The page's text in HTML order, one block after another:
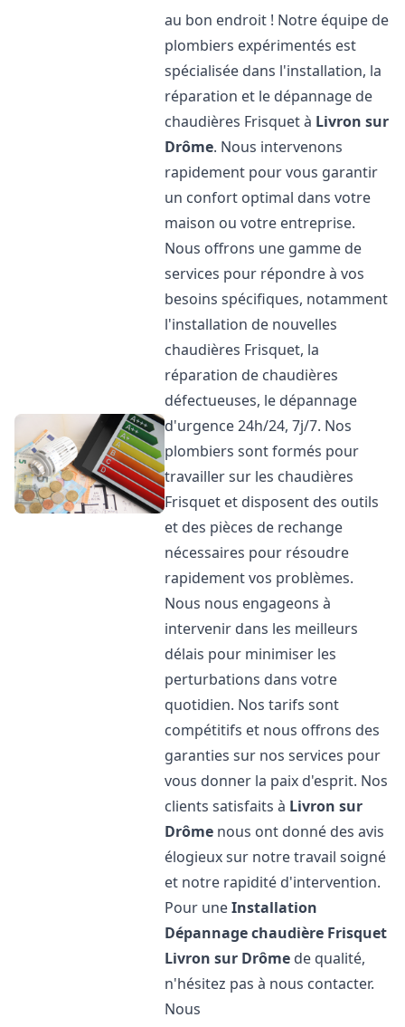
au bon endroit ! Notre équipe de
plombiers expérimentés est
spécialisée dans l'installation, la
réparation et le dépannage de
chaudières Frisquet à Livron sur
Drôme. Nous intervenons
rapidement pour vous garantir
un confort optimal dans votre
maison ou votre entreprise.
Nous offrons une gamme de
services pour répondre à vos
besoins spécifiques, notamment
l'installation de nouvelles
chaudières Frisquet, la
réparation de chaudières
défectueuses, le dépannage
d'urgence 24h/24, 7j/7. Nos
plombiers sont formés pour
travailler sur les chaudières
Frisquet et disposent des outils
et des pièces de rechange
nécessaires pour résoudre
rapidement vos problèmes.
Nous nous engageons à
intervenir dans les meilleurs
délais pour minimiser les
perturbations dans votre
quotidien. Nos tarifs sont
compétitifs et nous offrons des
garanties sur nos services pour
vous donner la paix d'esprit. Nos
clients satisfaits à Livron sur
Drôme nous ont donné des avis
élogieux sur notre travail soigné
et notre rapidité d'intervention.
Pour uneInstallation
Dépannage chaudière Frisquet
Livron sur Drôme de qualité,
n'hésitez pas à nous contacter.
Nous